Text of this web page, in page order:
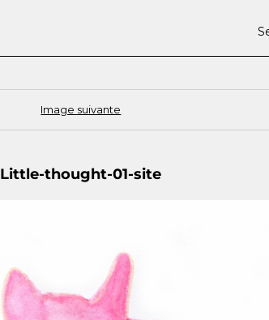
Image suivante
Little-thought-01-site